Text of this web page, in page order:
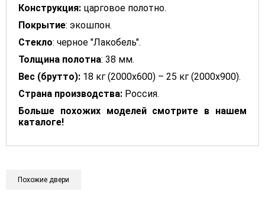
Конструкция: царговое полотно.
Покрытие: экошпон.
Стекло: черное "Лакобель".
Толщина полотна: 38 мм.
Вес (брутто): 18 кг (2000х600) – 25 кг (2000х900).
Страна производства: Россия.
Больше похожих моделей смотрите в нашем
каталоге!
Похожие двери